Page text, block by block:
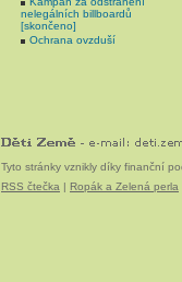
nelegálních billboardů
[skončeno]
Ochrana ovzduší
Tyto stránky vznikly díky finanční
RSS čtečka | Ropák a Zelená perla